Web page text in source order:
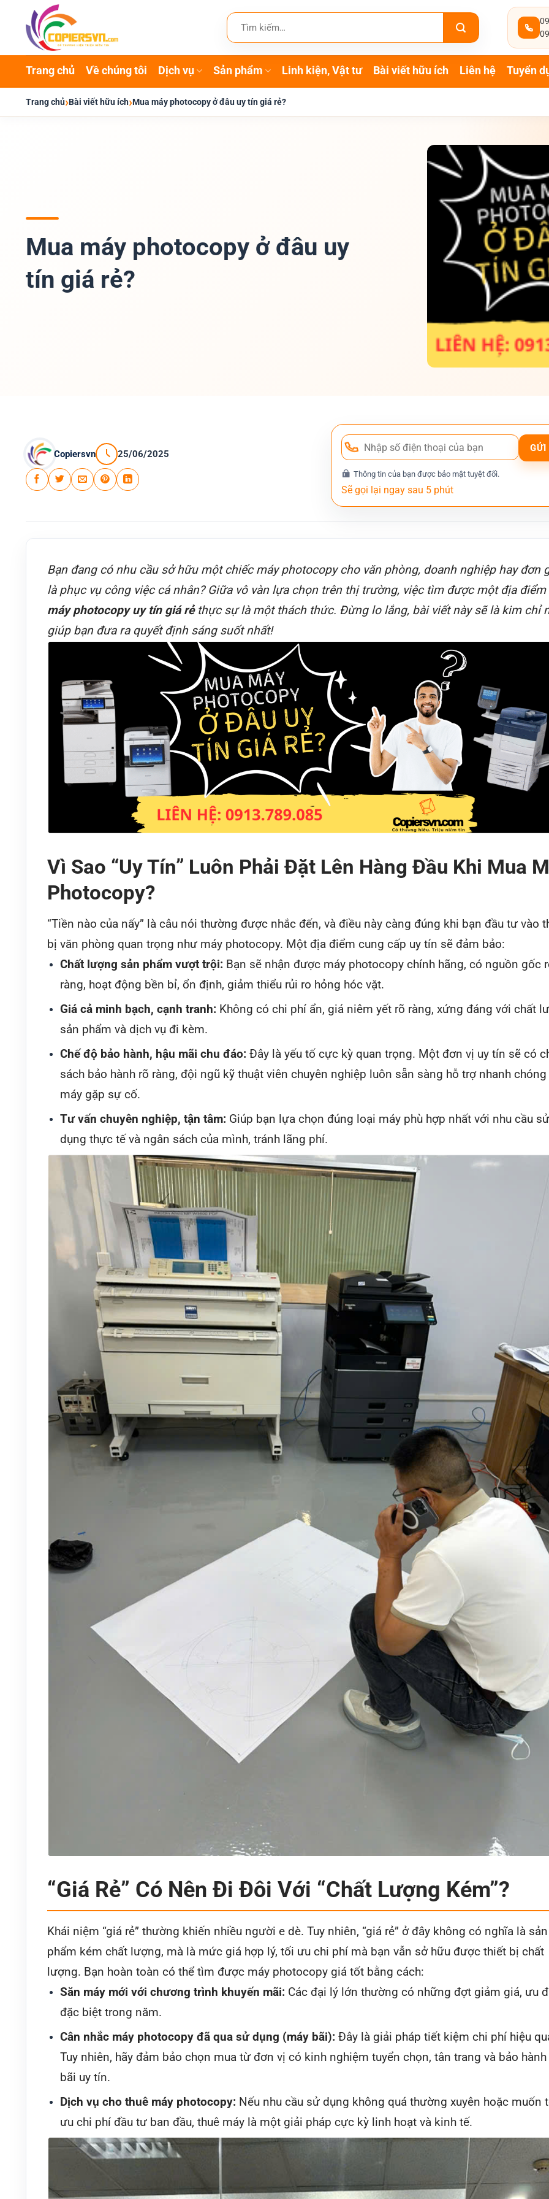
dung
Tìm
kiếm:
Trang chủ Về chúng tôi Dịch vụ Sản phẩm Linh kiện, Vật tư Bài viết hữu ích Liên hệ Tuyển
Trang chủ›Bài viết hữu ích›Mua máy photocopy ở đâu uy tín giá rẻ?
Mua máy photocopy ở đâu uy
tín giá rẻ?
Copiersvn 25/06/2025
Thông tin của bạn được bảo mật tuyệt đối.
Bạn đang có nhu cầu sở hữu một chiếc máy photocopy cho văn phòng, doanh nghiệp hay đơn
là phục vụ công việc cá nhân? Giữa vô vàn lựa chọn trên thị trường, việc tìm được một địa điểm
máy photocopy uy tín giá rẻthực sự là một thách thức. Đừng lo lắng, bài viết này sẽ là kim chỉ
giúp bạn đưa ra quyết định sáng suốt nhất!
Vì Sao “Uy Tín” Luôn Phải Đặt Lên Hàng Đầu Khi Mua
Photocopy?
“Tiền nào của nấy” là câu nói thường được nhắc đến, và điều này càng đúng khi bạn đầu tư vào
bị văn phòng quan trọng như máy photocopy. Một địa điểm cung cấp uy tín sẽ đảm bảo:
Chất lượng sản phẩm vượt trội: Bạn sẽ nhận được máy photocopy chính hãng, có nguồn gốc
ràng, hoạt động bền bỉ, ổn định, giảm thiểu rủi ro hỏng hóc vặt.
Giá cả minh bạch, cạnh tranh: Không có chi phí ẩn, giá niêm yết rõ ràng, xứng đáng với chất
sản phẩm và dịch vụ đi kèm.
Chế độ bảo hành, hậu mãi chu đáo: Đây là yếu tố cực kỳ quan trọng. Một đơn vị uy tín sẽ có
sách bảo hành rõ ràng, đội ngũ kỹ thuật viên chuyên nghiệp luôn sẵn sàng hỗ trợ nhanh
máy gặp sự cố.
Tư vấn chuyên nghiệp, tận tâm: Giúp bạn lựa chọn đúng loại máy phù hợp nhất với nhu cầu sử
dụng thực tế và ngân sách của mình, tránh lãng phí.
“Giá Rẻ” Có Nên Đi Đôi Với “Chất Lượng Kém”?
Khái niệm “giá rẻ” thường khiến nhiều người e dè. Tuy nhiên, “giá rẻ” ở đây không có nghĩa là sản
phẩm kém chất lượng, mà là mức giá hợp lý, tối ưu chi phí mà bạn vẫn sở hữu được thiết bị chất
lượng. Bạn hoàn toàn có thể tìm được máy photocopy giá tốt bằng cách:
Săn máy mới với chương trình khuyến mãi: Các đại lý lớn thường có những đợt giảm giá, ưu
đặc biệt trong năm.
Cân nhắc máy photocopy đã qua sử dụng (máy bãi): Đây là giải pháp tiết kiệm chi phí hiệu
Tuy nhiên, hãy đảm bảo chọn mua từ đơn vị có kinh nghiệm tuyển chọn, tân trang và bảo
bãi uy tín.
Dịch vụ cho thuê máy photocopy: Nếu nhu cầu sử dụng không quá thường xuyên hoặc muốn
ưu chi phí đầu tư ban đầu, thuê máy là một giải pháp cực kỳ linh hoạt và kinh tế.